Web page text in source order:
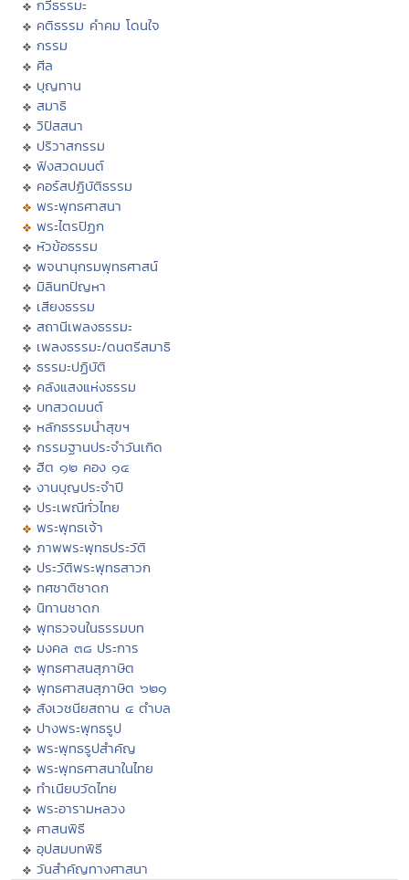
กวีธรรมะ
คติธรรม คำคม โดนใจ
กรรม
ศีล
บุญทาน
สมาธิ
วิปัสสนา
ปริวาสกรรม
ฟังสวดมนต์
คอร์สปฏิบัติธรรม
พระพุทธศาสนา
พระไตรปิฏก
หัวข้อธรรม
พจนานุกรมพุทธศาสน์
มิลินทปัญหา
เสียงธรรม
สถานีเพลงธรรมะ
เพลงธรรมะ/ดนตรีสมาธิ
ธรรมะปฏิบัติ
คลังแสงแห่งธรรม
บทสวดมนต์
หลักธรรมนำสุขฯ
กรรมฐานประจำวันเกิด
ฮีต ๑๒ คอง ๑๔
งานบุญประจำปี
ประเพณีทั่วไทย
พระพุทธเจ้า
ภาพพระพุทธประวัติ
ประวัติพระพุทธสาวก
ทศชาติชาดก
นิทานชาดก
พุทธวจนในธรรมบท
มงคล ๓๘ ประการ
พุทธศาสนสุภาษิต
พุทธศาสนสุภาษิต ๖๒๑
สังเวชนียสถาน ๔ ตำบล
ปางพระพุทธรูป
พระพุทธรูปสำคัญ
พระพุทธศาสนาในไทย
ทำเนียบวัดไทย
พระอารามหลวง
ศาสนพิธี
อุปสมบทพิธี
วันสำคัญทางศาสนา